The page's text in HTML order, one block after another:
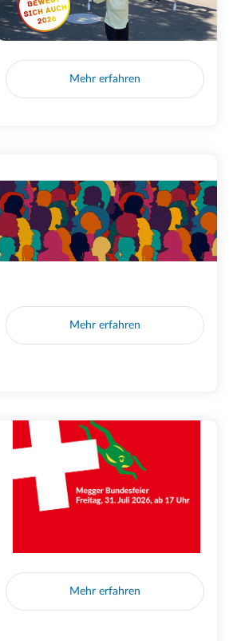
Mehr erfahren
Mehr erfahren
Mehr erfahren